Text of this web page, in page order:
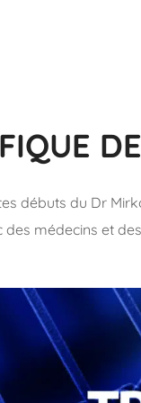
débuts du Dr
médecins et